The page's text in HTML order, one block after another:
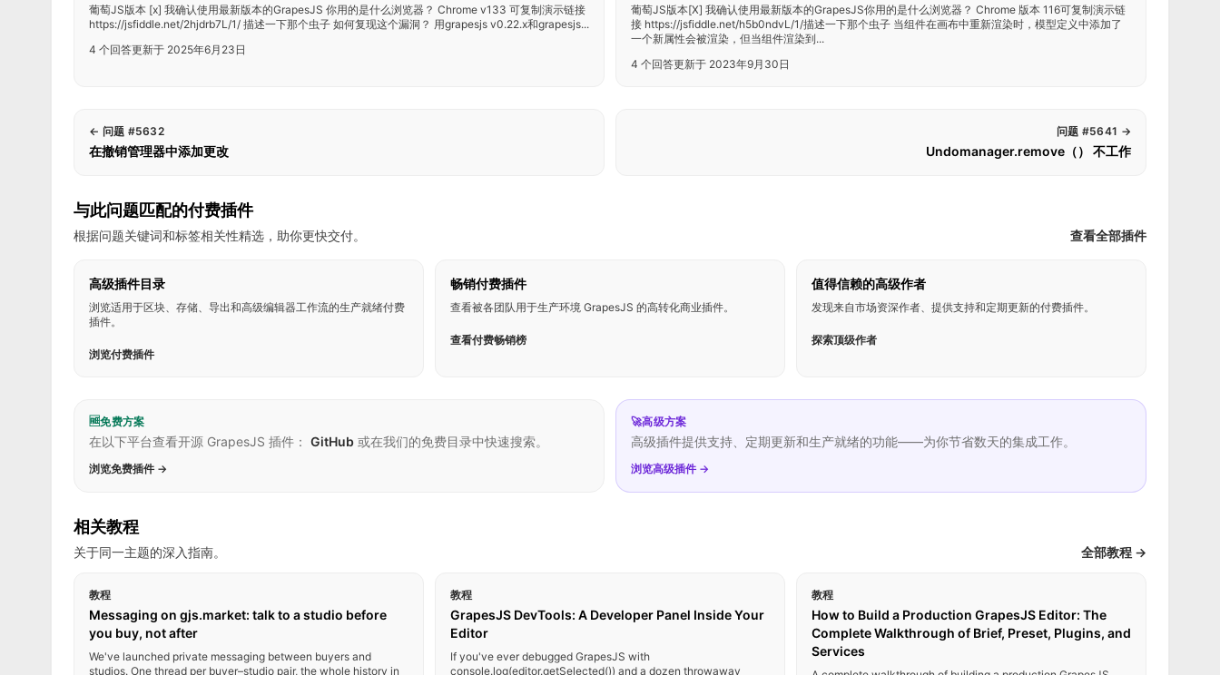
葡萄JS版本 [x] 我确认使用最新版本的GrapesJS 你用的是什么浏览器？ Chrome v133 可复制演示链接
https://jsfiddle.net/2hjdrb7L/1/ 描述一下那个虫子 如何复现这个漏洞？ 用grapesjs v0.22.x和grapesjs...
4 个回答更新于 2025年6月23日
葡萄JS版本[X] 我确认使用最新版本的GrapesJS你用的是什么浏览器？ Chrome 版本 116可复制演示链
接 https://jsfiddle.net/h5b0ndvL/1/描述一下那个虫子 当组件在画布中重新渲染时，模型定义中添加了
一个新属性会被渲染，但当组件渲染到...
4 个回答更新于 2023年9月30日
← 问题 #5632
在撤销管理器中添加更改
问题 #5641 →
Undomanager.remove（） 不工作
与此问题匹配的付费插件
根据问题关键词和标签相关性精选，助你更快交付。 查看全部插件
高级插件目录
浏览适用于区块、存储、导出和高级编辑器工作流的生产就绪付费
插件。
浏览付费插件
畅销付费插件
查看被各团队用于生产环境 GrapesJS 的高转化商业插件。
查看付费畅销榜
值得信赖的高级作者
发现来自市场资深作者、提供支持和定期更新的付费插件。
探索顶级作者
🆓免费方案
在以下平台查看开源 GrapesJS 插件： GitHub 或在我们的免费目录中快速搜索。
浏览免费插件 →
🚀高级方案
高级插件提供支持、定期更新和生产就绪的功能——为你节省数天的集成工作。
浏览高级插件 →
相关教程
关于同一主题的深入指南。 全部教程 →
教程
Messaging on gjs.market: talk to a studio before
you buy, not after
We've launched private messaging between buyers and
studios. One thread per buyer–studio pair, the whole history in
教程
GrapesJS DevTools: A Developer Panel Inside Your
Editor
If you've ever debugged GrapesJS with
console.log(editor.getSelected()) and a dozen throwaway
教程
How to Build a Production GrapesJS Editor: The
Complete Walkthrough of Brief, Preset, Plugins, and
Services